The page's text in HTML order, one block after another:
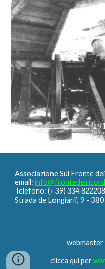
Associazione Sul Fronte
email:
Telefono: (+39)334
Strada de Longiarif, 9 -
clicca qui per